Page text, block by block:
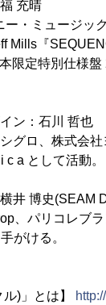
充晴
ー・ミュージッ
Mills『
限定特別仕様盤
ン：石川 哲也
グロ、株式会
c a として活動。
井 博史(SEAM
、パリコレブ
がける。
ル)」とは】